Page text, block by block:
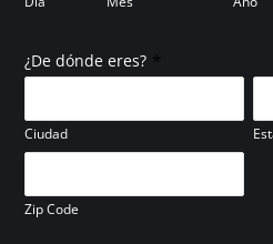
¿De dónde eres? *
Ciudad
Zip Code